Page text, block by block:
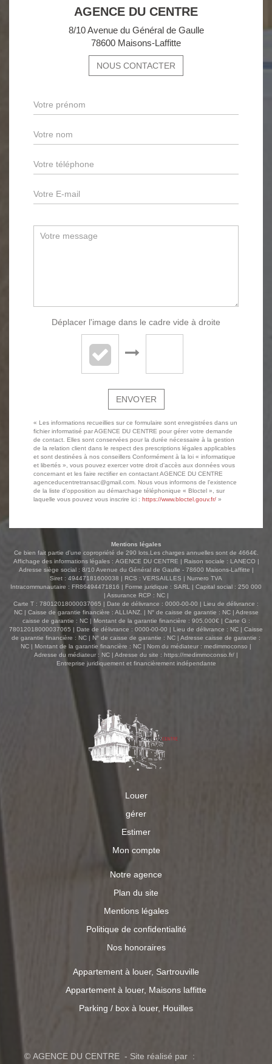
AGENCE DU CENTRE
8/10 Avenue du Général de Gaulle
78600 Maisons-Laffitte
NOUS CONTACTER
Déplacer l'image dans le cadre vide à droite
ENVOYER
« Les informations recueillies sur ce formulaire sont enregistrées dans un
fichier informatisé par AGENCE DU CENTRE pour gérer votre demande
de contact. Elles sont conservées pour la durée nécessaire à la gestion
de la relation client dans le respect des prescriptions légales applicables
et sont destinées à nos conseillers Conformément à la loi « informatique
et libertés », vous pouvez exercer votre droit d'accès aux données vous
concernant et les faire rectifier en contactant AGENCE DU CENTRE
agenceducentretransac@gmail.com. Nous vous informons de l'existence
de la liste d'opposition au démarchage téléphonique « Bloctel », sur
laquelle vous pouvez vous inscrire ici : https://www.bloctel.gouv.fr/ »
Mentions légales
Ce bien fait partie d'une copropriété de 290 lots.Les charges annuelles sont de 4664€.
Affichage des informations légales : AGENCE DU CENTRE | Raison sociale : LANECO |
Adresse siège social : 8/10 Avenue du Général de Gaulle - 78600 Maisons-Laffitte |
Siret : 49447181600038 | RCS : VERSAILLES | Numero TVA
Intracommunautaire : FR86494471816 | Forme juridique : SARL | Capital social : 250 000
| Assurance RCP : NC |
Carte T : 78012018000037065 | Date de délivrance : 0000-00-00 | Lieu de délivrance :
NC | Caisse de garantie financière : ALLIANZ. | N° de caisse de garantie : NC | Adresse
caisse de garantie : NC | Montant de la garantie financière : 905.000€ | Carte G :
78012018000037065 | Date de délivrance : 0000-00-00 | Lieu de délivrance : NC | Caisse
de garantie financière : NC | N° de caisse de garantie : NC | Adresse caisse de garantie :
NC | Montant de la garantie financière : NC | Nom du médiateur : medimmoconso |
Adresse du médiateur : NC | Adresse du site : https://medimmoconso.fr/ |
Entreprise juridiquement et financièrement indépendante
Louer
gérer
Estimer
Mon compte
Notre agence
Plan du site
Mentions légales
Politique de confidentialité
Nos honoraires
Appartement à louer, Sartrouville
Appartement à louer, Maisons laffitte
Parking / box à louer, Houilles
© AGENCE DU CENTRE - Site réalisé par :